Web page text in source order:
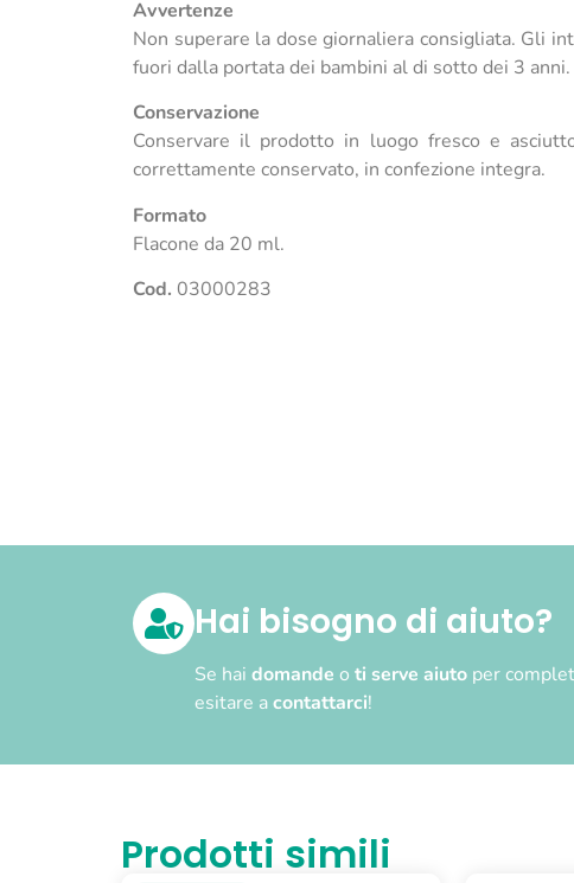
Avvertenze
Non superare la dose giornaliera consigliata. Gli
fuori dalla portata dei bambini al di sotto dei 3 anni.
Conservazione
Conservare il prodotto in luogo fresco e
correttamente conservato, in confezione integra.
Formato
Flacone da 20 ml.
Cod. 03000283
Hai bisogno di aiuto?
Se hai domande o ti serve aiuto per
esitare acontattarci!
Prodotti simili